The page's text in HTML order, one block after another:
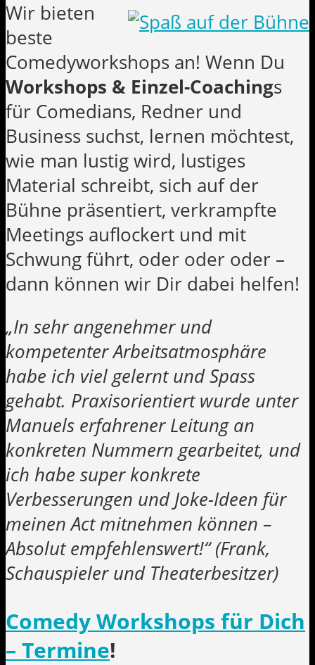
Wir bieten
beste
Comedyworkshops an! Wenn Du
Workshops & Einzel-Coachings
für Comedians, Redner und
Business suchst, lernen möchtest,
wie man lustig wird, lustiges
Material schreibt, sich auf der
Bühne präsentiert, verkrampfte
Meetings auflockert und mit
Schwung führt, oder oder oder –
dann können wir Dir dabei helfen!
„In sehr angenehmer und
kompetenter Arbeitsatmosphäre
habe ich viel gelernt und Spass
gehabt. Praxisorientiert wurde unter
Manuels erfahrener Leitung an
konkreten Nummern gearbeitet, und
ich habe super konkrete
Verbesserungen und Joke-Ideen für
meinen Act mitnehmen können –
Absolut empfehlenswert!“ (Frank,
Schauspieler und Theaterbesitzer)
Comedy Workshops für Dich
– Termine!